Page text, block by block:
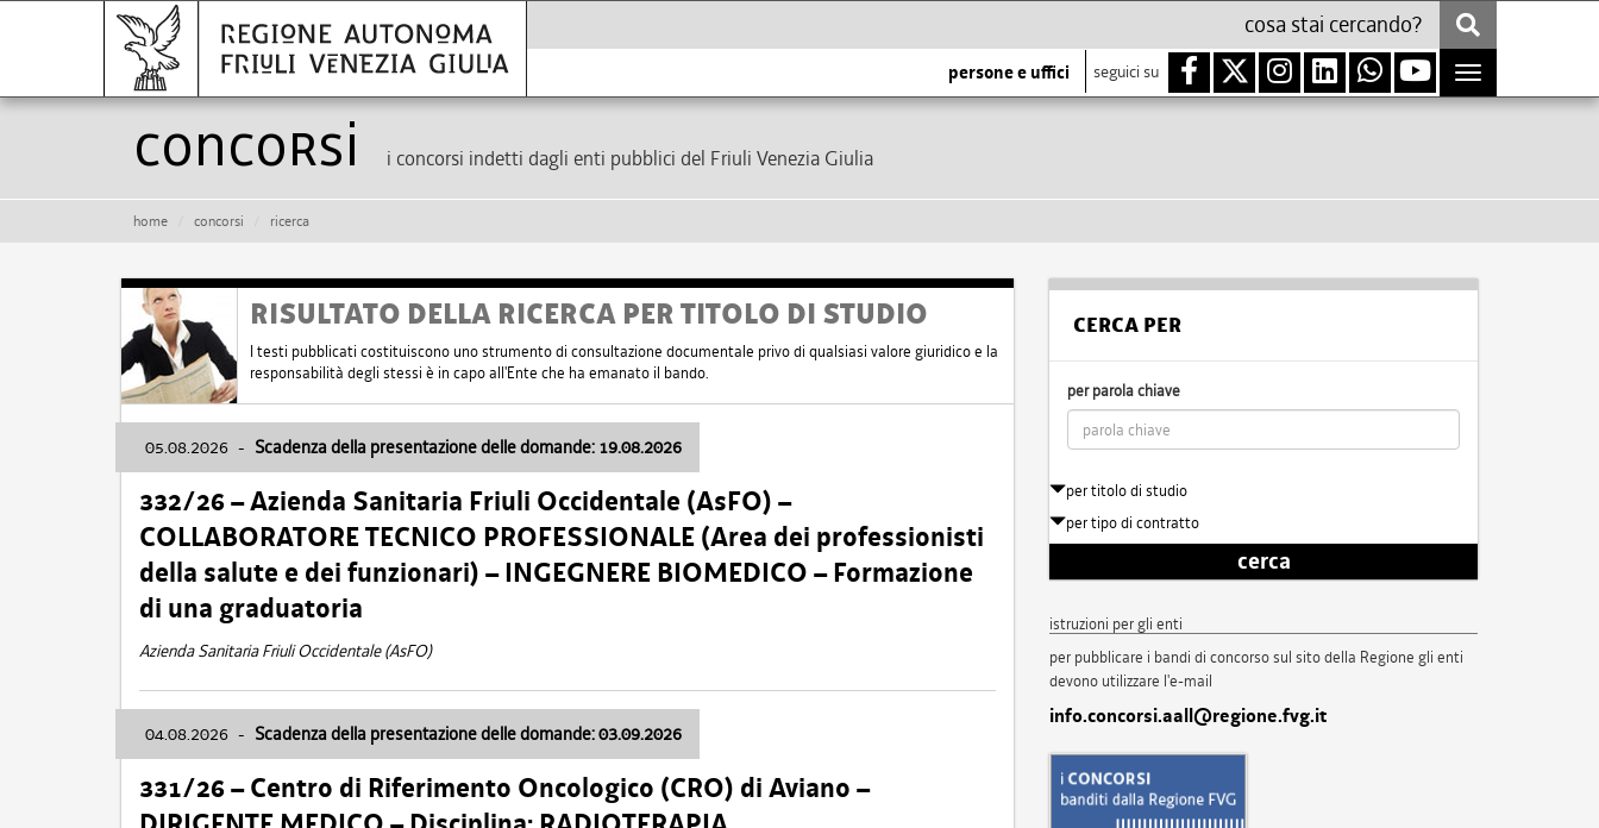
persone e uffici seguici su
Toggle
navigation
Concorsi i concorsi indetti dagli enti pubblici del Friuli Venezia Giulia
home concorsi ricerca
RISULTATO DELLA RICERCA PER TITOLO DI STUDIO
I testi pubblicati costituiscono uno strumento di consultazione documentale privo di qualsiasi valore giuridico e la
responsabilità degli stessi è in capo all'Ente che ha emanato il bando.
05.08.2026 - Scadenza della presentazione delle domande: 19.08.2026
332/26 – Azienda Sanitaria Friuli Occidentale (AsFO) –
COLLABORATORE TECNICO PROFESSIONALE (Area dei professionisti
della salute e dei funzionari) – INGEGNERE BIOMEDICO – Formazione
di una graduatoria
Azienda Sanitaria Friuli Occidentale (AsFO)
04.08.2026 - Scadenza della presentazione delle domande: 03.09.2026
331/26 – Centro di Riferimento Oncologico (CRO) di Aviano –
CERCA PER
per parola chiave
per titolo di studio
per tipo di contratto
cerca
istruzioni per gli enti
per pubblicare i bandi di concorso sul sito della Regione gli enti
devono utilizzare l'e-mail
info.concorsi.aall@regione.fvg.it